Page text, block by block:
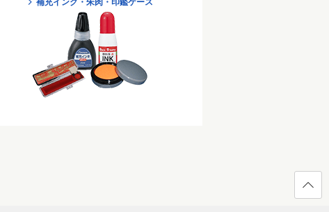
補充インク・朱肉・印鑑ケース